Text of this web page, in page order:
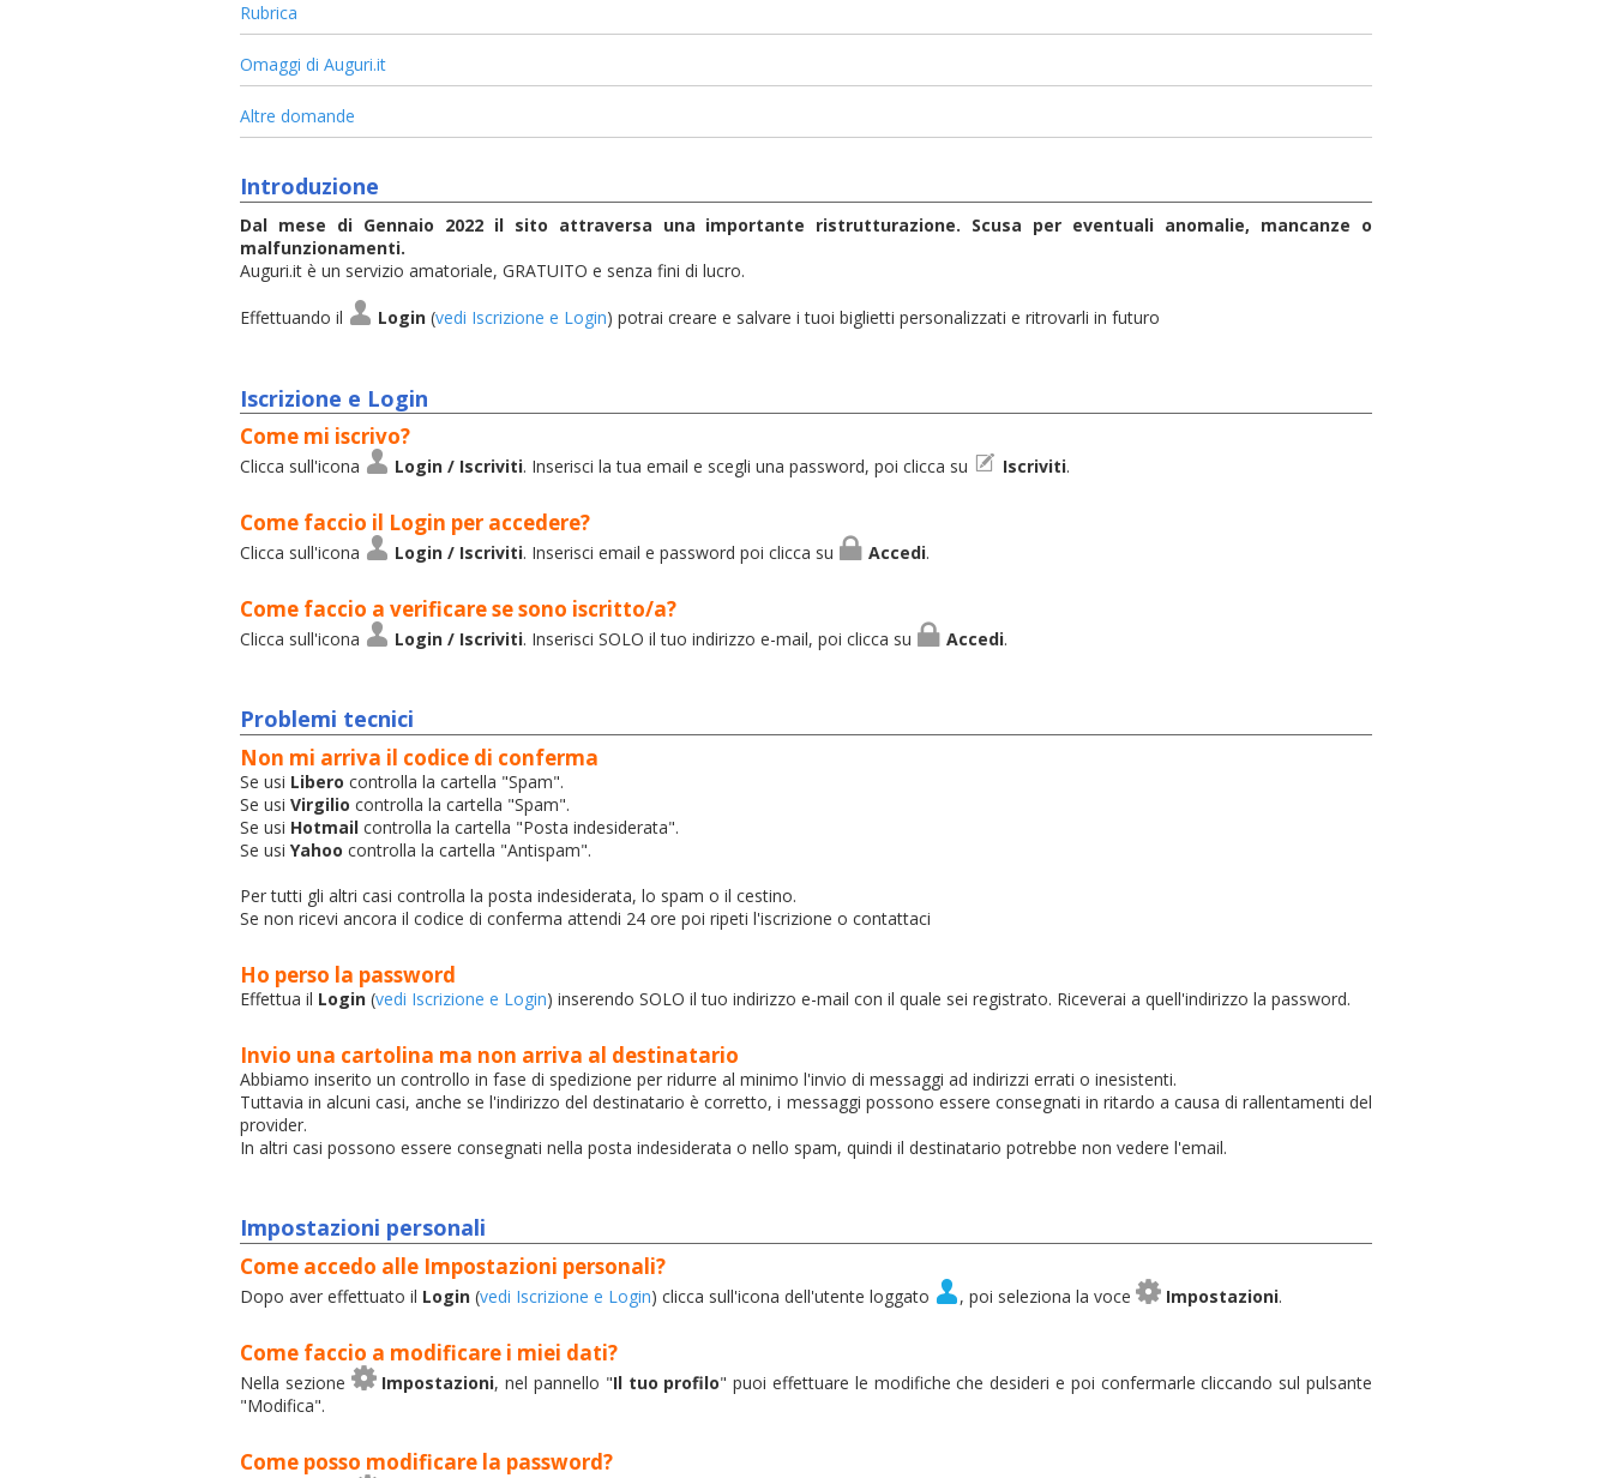
Rubrica
Omaggi di Auguri.it
Altre domande
Introduzione
Dal mese di Gennaio 2022 il sito attraversa una importante ristrutturazione. Scusa per eventuali anomalie, mancanze o
malfunzionamenti.
Auguri.it è un servizio amatoriale, GRATUITO e senza fini di lucro.
Effettuando il Login (vedi Iscrizione e Login) potrai creare e salvare i tuoi biglietti personalizzati e ritrovarli in futuro
Iscrizione e Login
Come mi iscrivo?
Clicca sull'icona Login / Iscriviti. Inserisci la tua email e scegli una password, poi clicca su Iscriviti.
Come faccio il Login per accedere?
Clicca sull'icona Login / Iscriviti. Inserisci email e password poi clicca su Accedi.
Come faccio a verificare se sono iscritto/a?
Clicca sull'icona Login / Iscriviti. Inserisci SOLO il tuo indirizzo e-mail, poi clicca su Accedi.
Problemi tecnici
Non mi arriva il codice di conferma
Se usi Libero controlla la cartella "Spam".
Se usi Virgilio controlla la cartella "Spam".
Se usi Hotmail controlla la cartella "Posta indesiderata".
Se usi Yahoo controlla la cartella "Antispam".
Per tutti gli altri casi controlla la posta indesiderata, lo spam o il cestino.
Se non ricevi ancora il codice di conferma attendi 24 ore poi ripeti l'iscrizione o contattaci
Ho perso la password
Effettua il Login (vedi Iscrizione e Login) inserendo SOLO il tuo indirizzo e-mail con il quale sei registrato. Riceverai a quell'indirizzo la password.
Invio una cartolina ma non arriva al destinatario
Abbiamo inserito un controllo in fase di spedizione per ridurre al minimo l'invio di messaggi ad indirizzi errati o inesistenti.
Tuttavia in alcuni casi, anche se l'indirizzo del destinatario è corretto, i messaggi possono essere consegnati in ritardo a causa di rallentamenti del
provider.
In altri casi possono essere consegnati nella posta indesiderata o nello spam, quindi il destinatario potrebbe non vedere l'email.
Impostazioni personali
Come accedo alle Impostazioni personali?
Dopo aver effettuato il Login (vedi Iscrizione e Login) clicca sull'icona dell'utente loggato , poi seleziona la voce Impostazioni.
Come faccio a modificare i miei dati?
Nella sezione Impostazioni, nel pannello "Il tuo profilo" puoi effettuare le modifiche che desideri e poi confermarle cliccando sul pulsante
"Modifica".
Come posso modificare la password?